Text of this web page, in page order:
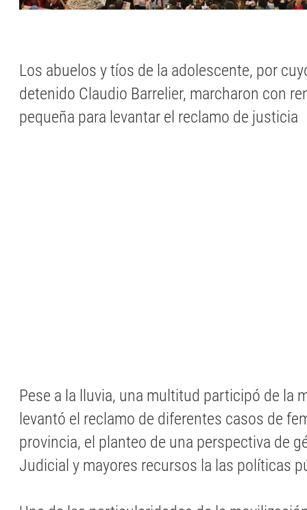
Los abuelos y tíos de la adolescente, por
detenido Claudio Barrelier, marcharon con
pequeña para levantar el reclamo de justicia
Pese a la lluvia, una multitud participó de la
levantó el reclamo de diferentes casos de
provincia, el planteo de una perspectiva de
Judicial y mayores recursos la las políticas